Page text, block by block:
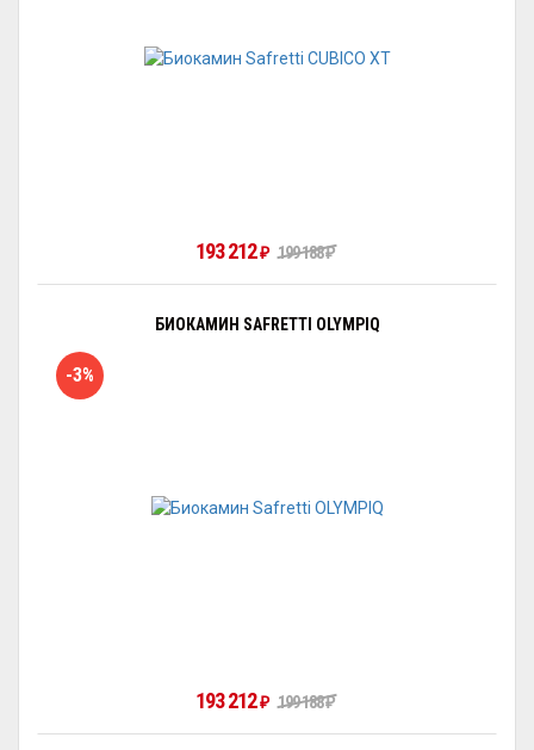
193 212₽ 199 188₽
БИОКАМИН SAFRETTI OLYMPIQ
-3%
193 212₽ 199 188₽